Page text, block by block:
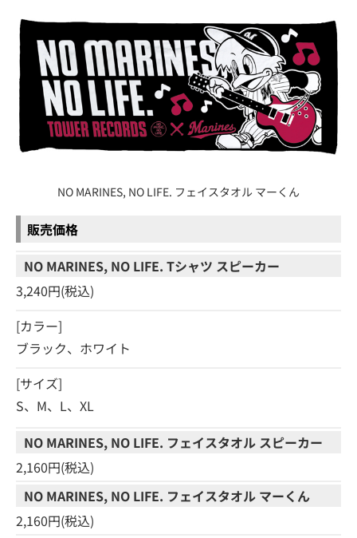
NO MARINES, NO LIFE. フェイスタオル マーくん
販売価格
NO MARINES, NO LIFE. Tシャツ スピーカー
3,240円(税込)
[カラー]
ブラック、ホワイト
[サイズ]
S、M、L、XL
NO MARINES, NO LIFE. フェイスタオル スピーカー
2,160円(税込)
NO MARINES, NO LIFE. フェイスタオル マーくん
2,160円(税込)